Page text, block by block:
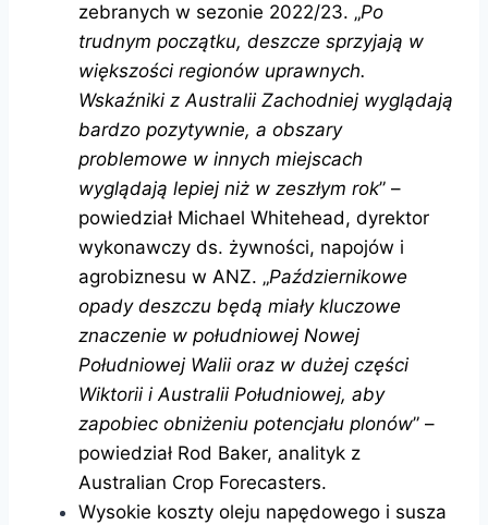
zebranych w sezonie 2022/23. „Po
trudnym początku, deszcze sprzyjają w
większości regionów uprawnych.
Wskaźniki z Australii Zachodniej wyglądają
bardzo pozytywnie, a obszary
problemowe w innych miejscach
wyglądają lepiej niż w zeszłym rok” –
powiedział Michael Whitehead, dyrektor
wykonawczy ds. żywności, napojów i
agrobiznesu w ANZ. „Październikowe
opady deszczu będą miały kluczowe
znaczenie w południowej Nowej
Południowej Walii oraz w dużej części
Wiktorii i Australii Południowej, aby
zapobiec obniżeniu potencjału plonów” –
powiedział Rod Baker, analityk z
Australian Crop Forecasters.
Wysokie koszty oleju napędowego i susza